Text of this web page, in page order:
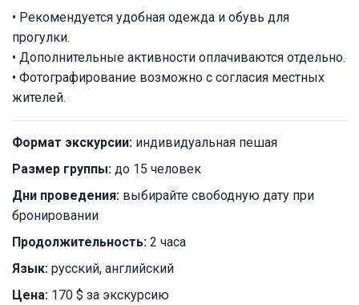
• Рекомендуется удобная одежда и обувь для
прогулки.
• Дополнительные активности оплачиваются отдельно.
• Фотографирование возможно с согласия местных
жителей.
Формат экскурсии: индивидуальная пешая
Размер группы: до 15 человек
Дни проведения: выбирайте свободную дату при
бронировании
Продолжительность: 2 часа
Язык: русский, английский
Цена: 170 $ за экскурсию